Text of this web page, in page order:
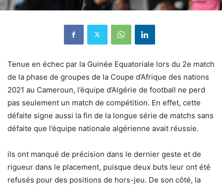
Tenue en échec par la Guinée Equatoriale lors du 2e match
de la phase de groupes de la Coupe d’Afrique des nations
2021 au Cameroun, l’équipe d’Algérie de football ne perd
pas seulement un match de compétition. En effet, cette
défaite signe aussi la fin de la longue série de matchs sans
défaite que l’équipe nationale algérienne avait réussie.
ils ont manqué de précision dans le dernier geste et de
rigueur dans le placement, puisque deux buts leur ont été
refusés pour des positions de hors-jeu. De son côté, la